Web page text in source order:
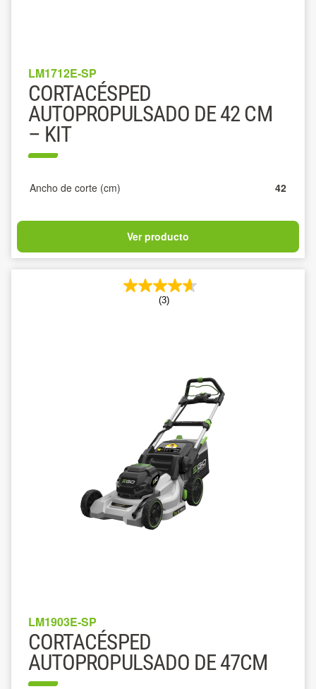
LM1712E-SP
CORTACÉSPED
AUTOPROPULSADO DE 42 CM
– KIT
Ancho de corte (cm) 42
Ver producto
(3)
LM1903E-SP
CORTACÉSPED
AUTOPROPULSADO DE 47CM